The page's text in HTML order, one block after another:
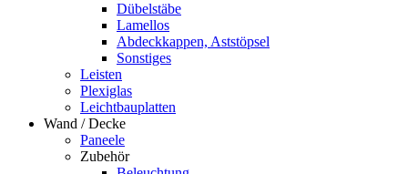
Dübelstäbe
Lamellos
Abdeckkappen, Aststöpsel
Sonstiges
Leisten
Plexiglas
Leichtbauplatten
Wand / Decke
Paneele
Zubehör